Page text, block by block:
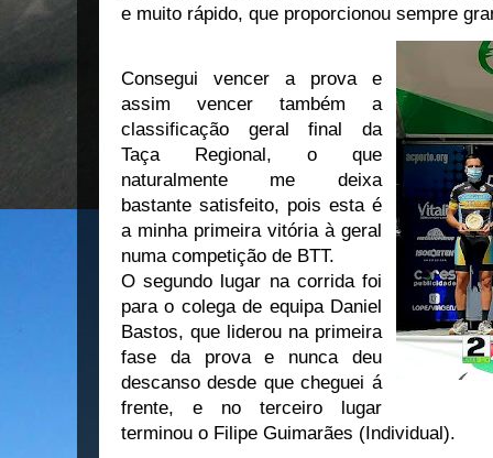
e muito rápido, que proporcionou sempre
Consegui vencer a prova e
assim vencer também a
classificação geral final da
Taça Regional, o que
naturalmente me deixa
bastante satisfeito, pois esta é
a minha primeira vitória à geral
numa competição de BTT.
O segundo lugar na corrida foi
para o colega de equipa Daniel
Bastos, que liderou na primeira
fase da prova e nunca deu
descanso desde que cheguei á
frente, e no terceiro lugar
terminou o Filipe Guimarães (Individual).